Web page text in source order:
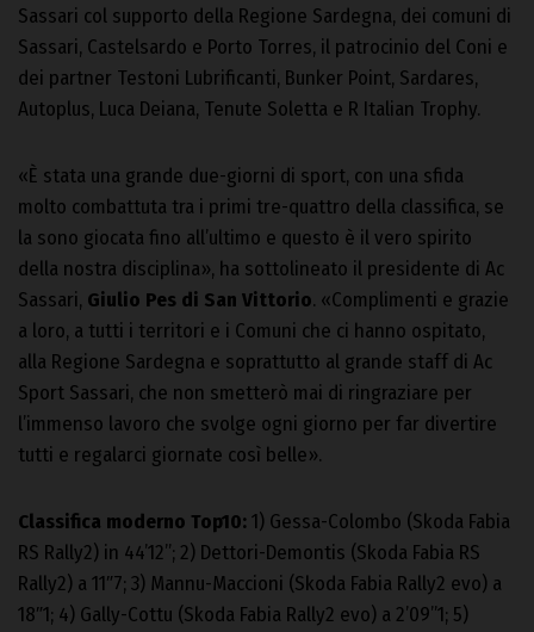
Sassari col supporto della Regione Sardegna, dei comuni di
Sassari, Castelsardo e Porto Torres, il patrocinio del Coni e
dei partner Testoni Lubrificanti, Bunker Point, Sardares,
Autoplus, Luca Deiana, Tenute Soletta e R Italian Trophy.
«È stata una grande due-giorni di sport, con una sfida
molto combattuta tra i primi tre-quattro della classifica, se
la sono giocata fino all’ultimo e questo è il vero spirito
della nostra disciplina», ha sottolineato il presidente di Ac
Sassari, Giulio Pes di San Vittorio. «Complimenti e grazie
a loro, a tutti i territori e i Comuni che ci hanno ospitato,
alla Regione Sardegna e soprattutto al grande staff di Ac
Sport Sassari, che non smetterò mai di ringraziare per
l’immenso lavoro che svolge ogni giorno per far divertire
tutti e regalarci giornate così belle».
Classifica moderno Top10:1) Gessa-Colombo (Skoda Fabia
RS Rally2) in 44’12”; 2) Dettori-Demontis (Skoda Fabia RS
Rally2) a 11″7; 3) Mannu-Maccioni (Skoda Fabia Rally2 evo) a
18″1; 4) Gally-Cottu (Skoda Fabia Rally2 evo) a 2’09”1; 5)